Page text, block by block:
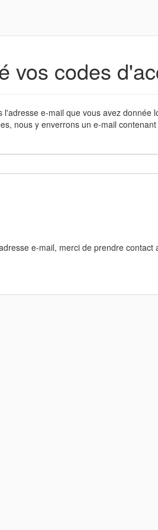
vos codes
e-mail que vous avez donnée
nous y enverrons un e-mail
e-mail, merci de prendre contact